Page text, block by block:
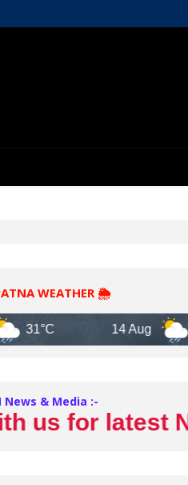
WEATHER 🌦️
31°C
News & Media :-
for latest News